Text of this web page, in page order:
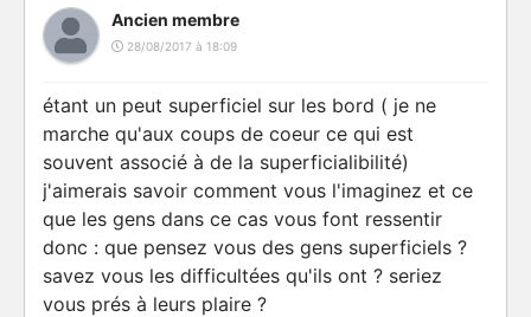
Ancien membre
28/08/2017 à 18:09
étant un peut superficiel sur les bord ( je ne
marche qu'aux coups de coeur ce qui est
souvent associé à de la superficialibilité)
j'aimerais savoir comment vous l'imaginez et ce
que les gens dans ce cas vous font ressentir
donc : que pensez vous des gens superficiels ?
savez vous les difficultées qu'ils ont ? seriez
vous prés à leurs plaire ?